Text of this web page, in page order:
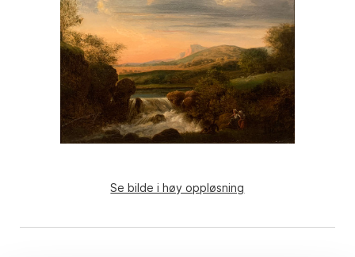
Se bilde i høy oppløsning